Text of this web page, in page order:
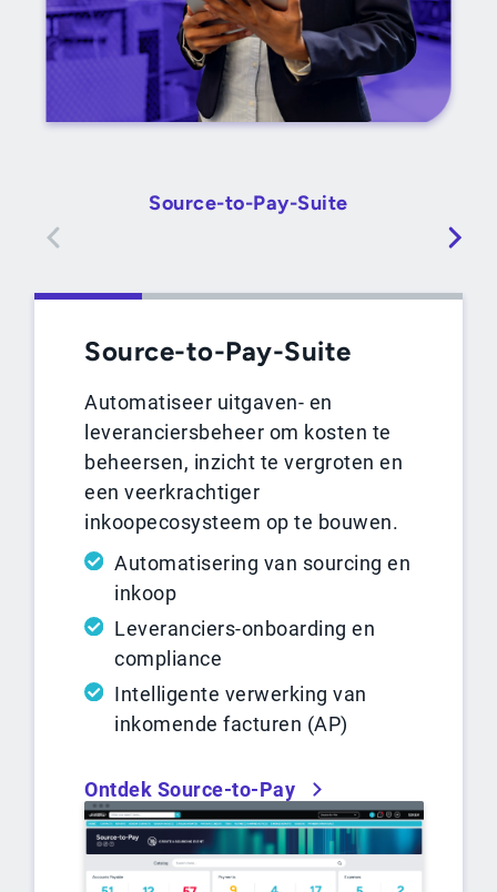
Source-to-Pay-Suite
Source-to-Pay-Suite
Automatiseer uitgaven- en
leveranciersbeheer om kosten te
beheersen, inzicht te vergroten en
een veerkrachtiger
inkoopecosysteem op te bouwen.
Automatisering van sourcing en
inkoop
Leveranciers-onboarding en
compliance
Intelligente verwerking van
inkomende facturen (AP)
Ontdek Source-to-Pay